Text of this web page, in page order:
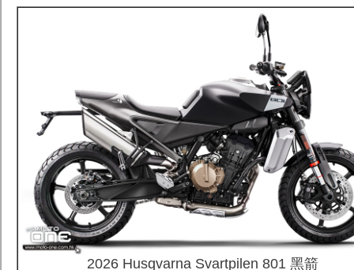
2026 Husqvarna Svartpilen 801 黑箭